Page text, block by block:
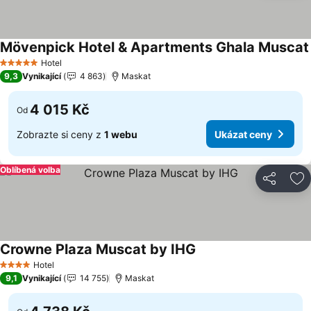
5 Počet hvězdiček
Hotel
Mövenpick Hotel & Apartments Ghala Muscat
9,3 Vynikající 4 863 Maskat
Od 4 015 Kč
Zobrazte si ceny z 1 webu Ukázat ceny
Sdílet
Oblíbená volba
4 Počet hvězdiček
Hotel
Crowne Plaza Muscat by IHG
9,1 Vynikající 14 755 Maskat